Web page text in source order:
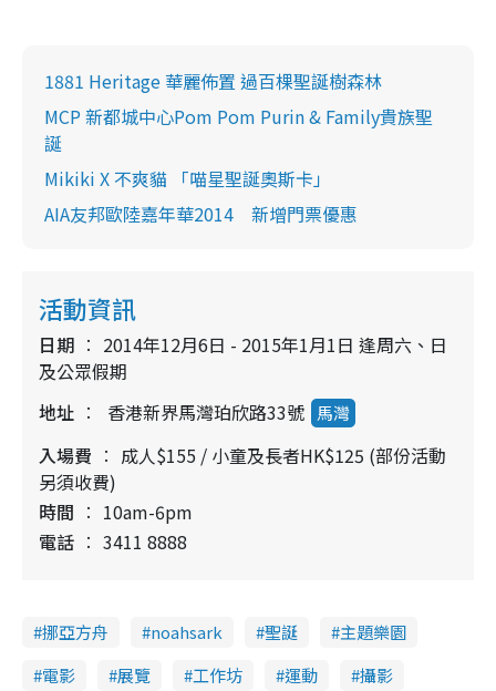
1881 Heritage 華麗佈置 過百棵聖誕樹森林
MCP 新都城中心Pom Pom Purin & Family貴族聖
誕
Mikiki X 不爽貓 「喵星聖誕奧斯卡」
AIA友邦歐陸嘉年華2014 新增門票優惠
活動資訊
日期
2014年12月6日 - 2015年1月1日 逢周六、日
及公眾假期
地址
香港新界馬灣珀欣路33號 馬灣
入場費
成人$155 / 小童及長者HK$125 (部份活動
另須收費)
時間
10am-6pm
電話
3411 8888
挪亞方舟 noahsark 聖誕
主題樂園
電影
展覽 工作坊 運動 攝影